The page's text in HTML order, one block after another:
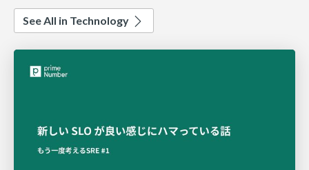
See All in Technology